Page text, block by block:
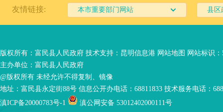
友情链接: 本市重要部门网站 县区
版权所有：富民县人民政府 技术支持： 昆明信息港 网站地图 网站标识：
主办单位：富民县人民政府
@版权所有 未经允许不得复制、镜像
地址：富民县永定街88号 信息公开办电话：68811833 技术服务电话：
滇ICP备20000783号-1
滇公网安备 53012402000111号